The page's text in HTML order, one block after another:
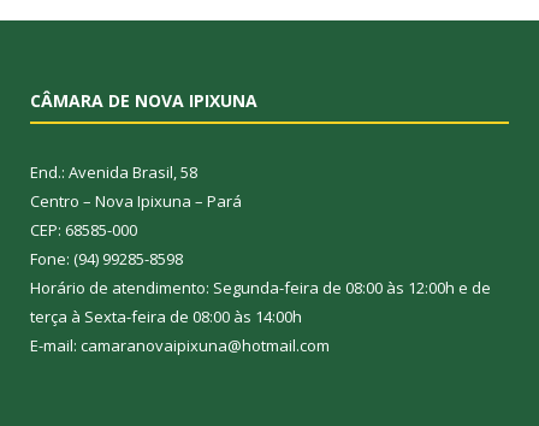
CÂMARA DE NOVA IPIXUNA
End.: Avenida Brasil, 58
Centro – Nova Ipixuna – Pará
CEP: 68585-000
Fone: (94) 99285-8598
Horário de atendimento: Segunda-feira de 08:00 às 12:00h e de
terça à Sexta-feira de 08:00 às 14:00h
E-mail: camaranovaipixuna@hotmail.com